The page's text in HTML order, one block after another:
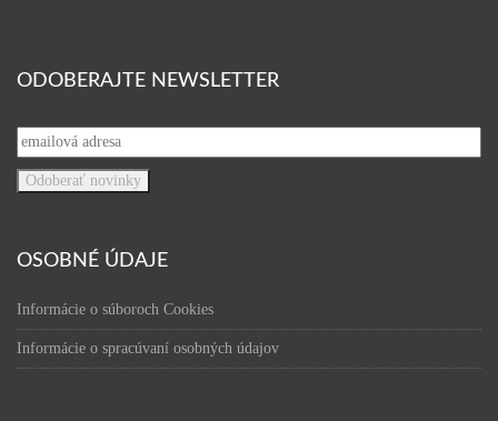
ODOBERAJTE NEWSLETTER
OSOBNÉ ÚDAJE
Informácie o súboroch Cookies
Informácie o spracúvaní osobných údajov